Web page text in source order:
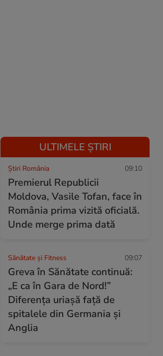
ULTIMELE ȘTIRI
Știri România 09:10
Premierul Republicii
Moldova, Vasile Tofan, face în
România prima vizită oficială.
Unde merge prima dată
Sănătate și Fitness 09:07
Greva în Sănătate continuă:
„E ca în Gara de Nord!”
Diferența uriașă față de
spitalele din Germania și
Anglia